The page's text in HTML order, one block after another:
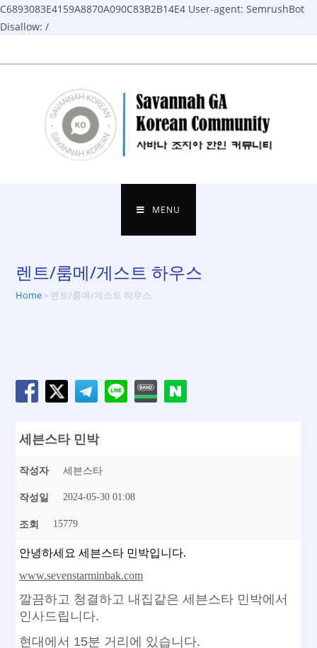
C6893083E4159A8870A090C83B2B14E4 User-agent: SemrushBot
Disallow: /
to
MENU
렌트/룸메/게스트 하우스
Home » 렌트/룸메/게스트 하우스